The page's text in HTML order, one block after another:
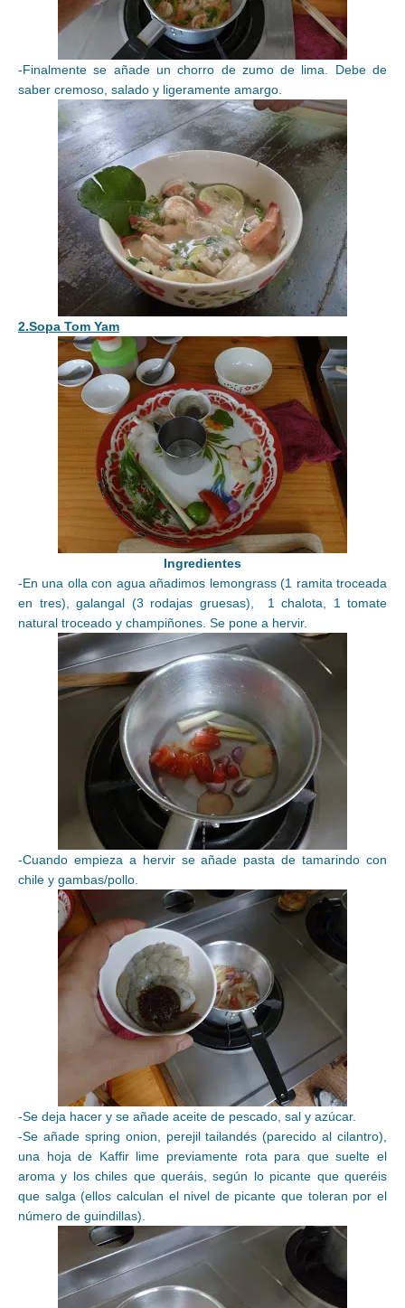
-Finalmente se añade un chorro de zumo de lima. Debe de
saber cremoso, salado y ligeramente amargo.
2.Sopa Tom Yam
Ingredientes
-En una olla con agua añadimos lemongrass (1 ramita troceada
en tres), galangal (3 rodajas gruesas), 1 chalota, 1 tomate
natural troceado y champiñones. Se pone a hervir.
-Cuando empieza a hervir se añade pasta de tamarindo con
chile y gambas/pollo.
-Se deja hacer y se añade aceite de pescado, sal y azúcar.
-Se añade spring onion, perejil tailandés (parecido al cilantro),
una hoja de Kaffir lime previamente rota para que suelte el
aroma y los chiles que queráis, según lo picante que queréis
que salga (ellos calculan el nivel de picante que toleran por el
número de guindillas).